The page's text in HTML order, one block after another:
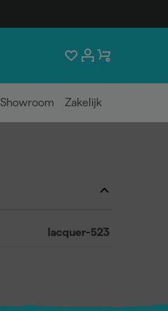
Showroom Zakelijk
lacquer-523